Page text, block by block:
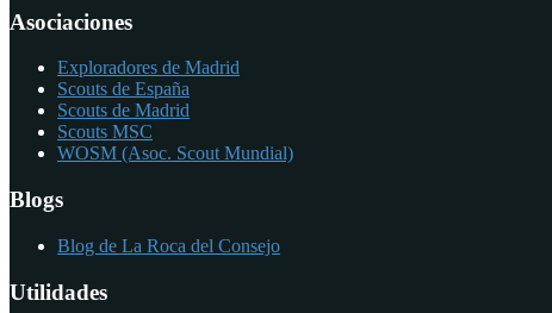
Asociaciones
Exploradores de Madrid
Scouts de España
Scouts de Madrid
Scouts MSC
WOSM (Asoc. Scout Mundial)
Blogs
Blog de La Roca del Consejo
Utilidades